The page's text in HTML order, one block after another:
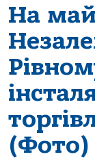
На
(Фото)